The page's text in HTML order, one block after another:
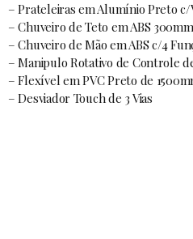
– Prateleiras em Alumínio Preto
– Chuveiro de Teto em ABS 300mm
– Chuveiro de Mão em ABS c/4
– Manipulo Rotativo de Controle
– Flexível em PVC Preto de
– Desviador Touch de 3 Vias